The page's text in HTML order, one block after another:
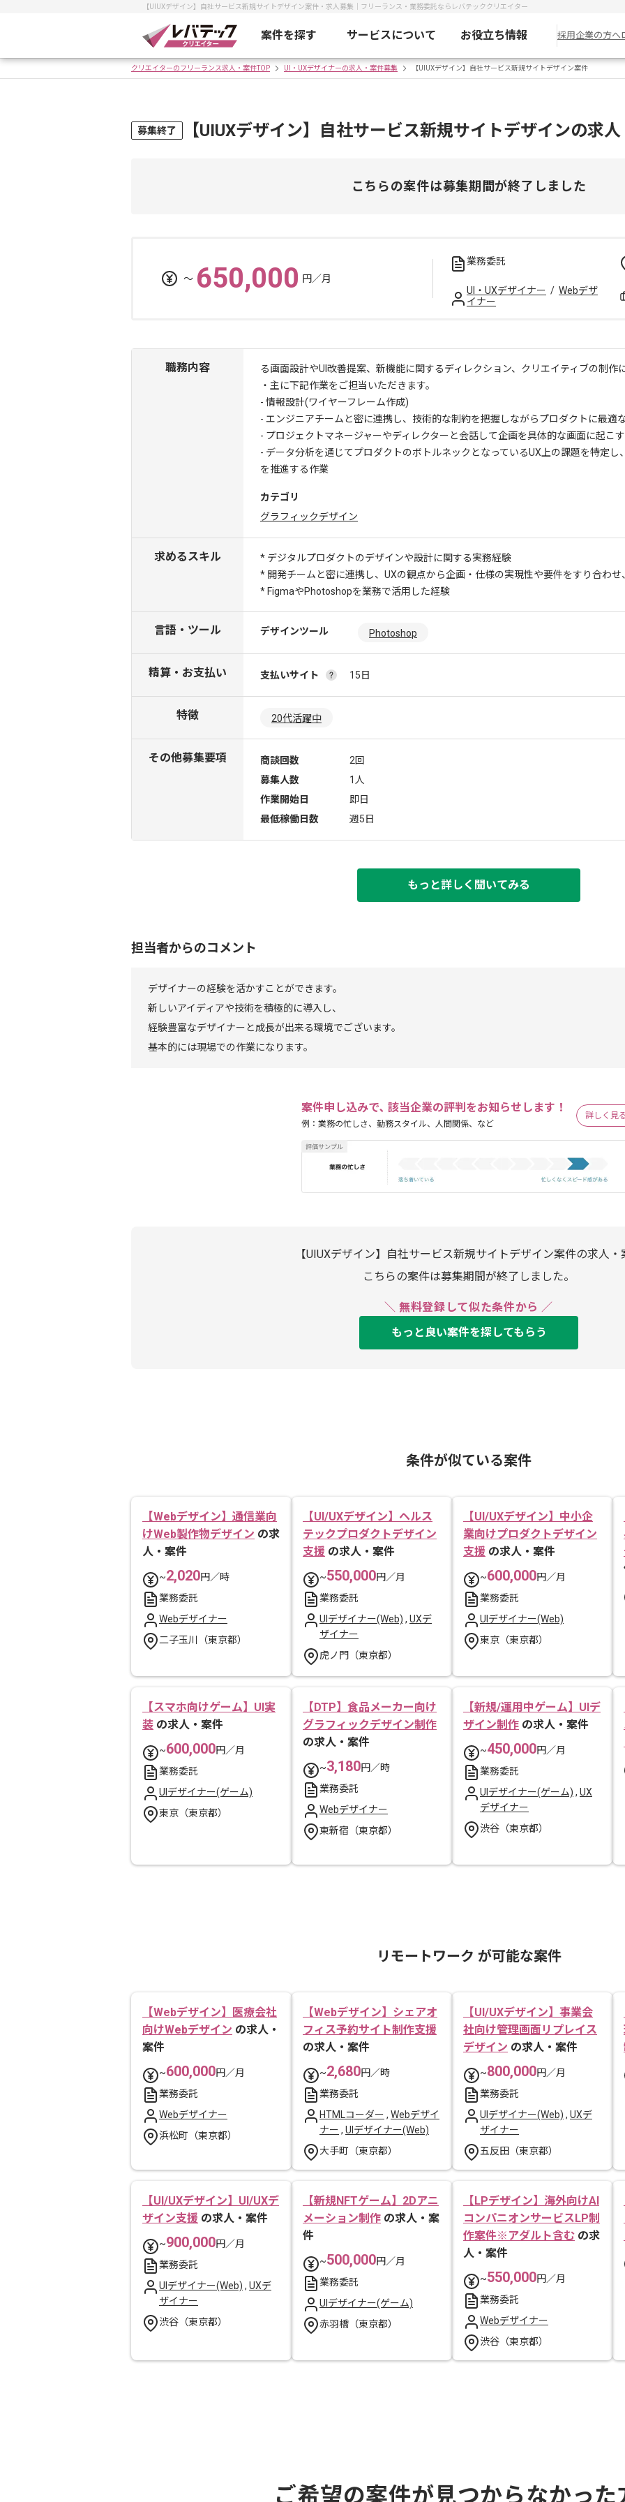
【UIUXデザイン】自社サービス新規サイトデザイン案件・求人募集｜フリーランス・業務委託ならレバテッククリエイター
案件を探す サービスについて お役立ち情報 採用企業の方へ
クリエイターのフリーランス求人・案件TOP UI・UXデザイナーの求人・案件募集 【UIUXデザイン】自社サービス新規サイトデザイン案件
募集終了 【UIUXデザイン】自社サービス新規サイトデザインの求
こちらの案件は募集期間が終了しました
〜 650,000 円／月
業務委託
UI・UXデザイナー / Webデザ
イナー
職務内容
る画面設計やUI改善提案、新機能に関するディレクション、クリエイティブの制作
・主に下記作業をご担当いただきます。
- 情報設計(ワイヤーフレーム作成)
- エンジニアチームと密に連携し、技術的な制約を把握しながらプロダクトに最適
- プロジェクトマネージャーやディレクターと会話して企画を具体的な画面に起こ
- データ分析を通じてプロダクトのボトルネックとなっているUX上の課題を特定
を推進する作業
カテゴリ
グラフィックデザイン
求めるスキル
* デジタルプロダクトのデザインや設計に関する実務経験
* 開発チームと密に連携し、UXの観点から企画・仕様の実現性や要件をすり合わ
* FigmaやPhotoshopを業務で活用した経験
言語・ツール デザインツール Photoshop
精算・お支払い 支払いサイト 15日
特徴 20代活躍中
その他募集要項 商談回数
2回
募集人数
1人
作業開始日
即日
最低稼働日数
週5日
もっと詳しく聞いてみる
担当者からのコメント
デザイナーの経験を活かすことができます。
新しいアイディアや技術を積極的に導入し、
経験豊富なデザイナーと成長が出来る環境でございます。
基本的には現場での作業になります。
案件申し込みで､ 該当企業の評判をお知らせします！
例：業務の忙しさ、勤務スタイル、人間関係、など
詳しく見
【UIUXデザイン】自社サービス新規サイトデザイン案件の求人・
こちらの案件は募集期間が終了しました。
＼ 無料登録して似た条件から ／
もっと良い案件を探してもらう
条件が似ている案件
【Webデザイン】通信業向
けWeb製作物デザイン の求
人・案件
~2,020円／時
業務委託
Webデザイナー
二子玉川（東京都）
【UI/UXデザイン】ヘルス
テックプロダクトデザイン
支援 の求人・案件
~550,000円／月
業務委託
UIデザイナー(Web) , UXデ
ザイナー
虎ノ門（東京都）
【UI/UXデザイン】中小企
業向けプロダクトデザイン
支援 の求人・案件
~600,000円／月
業務委託
UIデザイナー(Web)
東京（東京都）
【スマホ向けゲーム】UI実
装 の求人・案件
~600,000円／月
業務委託
UIデザイナー(ゲーム)
東京（東京都）
【DTP】食品メーカー向け
グラフィックデザイン制作
の求人・案件
~3,180円／時
業務委託
Webデザイナー
東新宿（東京都）
【新規/運用中ゲーム】UIデ
ザイン制作 の求人・案件
~450,000円／月
業務委託
UIデザイナー(ゲーム) , UX
デザイナー
渋谷（東京都）
リモートワーク が可能な案件
【Webデザイン】医療会社
向けWebデザイン の求人・
案件
~600,000円／月
業務委託
Webデザイナー
浜松町（東京都）
【Webデザイン】シェアオ
フィス予約サイト制作支援
の求人・案件
~2,680円／時
業務委託
HTMLコーダー , Webデザイ
ナー , UIデザイナー(Web)
大手町（東京都）
【UI/UXデザイン】事業会
社向け管理画面リプレイス
デザイン の求人・案件
~800,000円／月
業務委託
UIデザイナー(Web) , UXデ
ザイナー
五反田（東京都）
【UI/UXデザイン】UI/UXデ
ザイン支援 の求人・案件
~900,000円／月
業務委託
UIデザイナー(Web) , UXデ
ザイナー
渋谷（東京都）
【新規NFTゲーム】2Dアニ
メーション制作 の求人・案
件
~500,000円／月
業務委託
UIデザイナー(ゲーム)
赤羽橋（東京都）
【LPデザイン】海外向けAI
コンパニオンサービスLP制
作案件※アダルト含む の求
人・案件
~550,000円／月
業務委託
Webデザイナー
渋谷（東京都）
ご希望の案件が見つからなかった